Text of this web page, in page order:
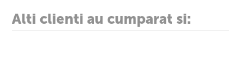
Alti clienti au cumparat si: